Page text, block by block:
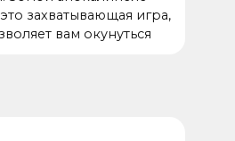
захватывающая игра,
вам окунуться